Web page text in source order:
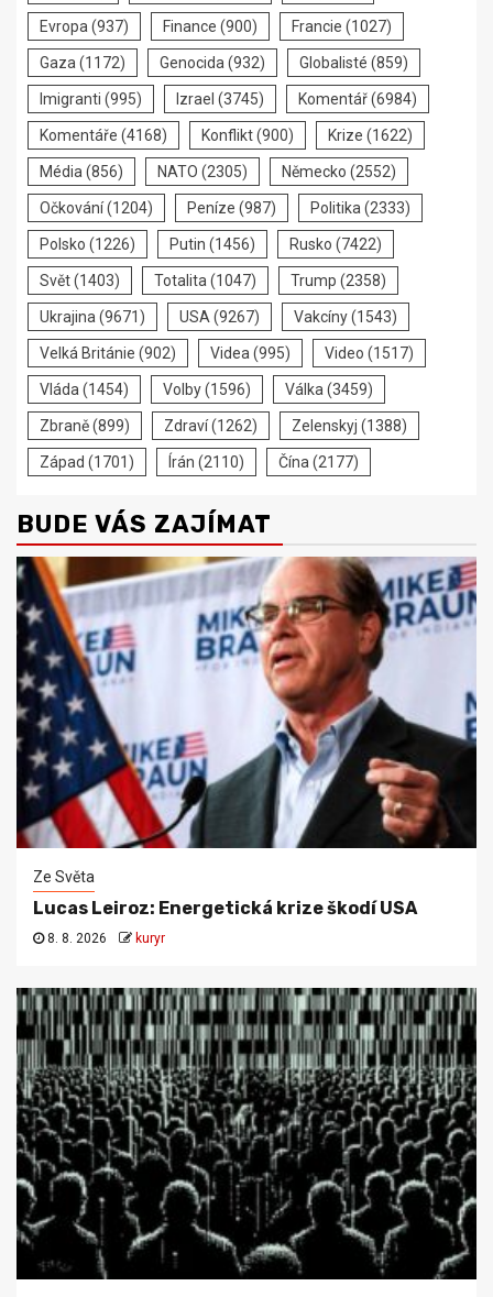
Evropa (937) Finance (900) Francie (1027)
Gaza (1172) Genocida (932) Globalisté (859)
Imigranti (995) Izrael (3745) Komentář(6984)
Komentáře (4168) Konflikt(900) Krize (1622)
Média (856) NATO (2305) Německo (2552)
Očkování(1204) Peníze (987) Politika (2333)
Polsko (1226) Putin (1456) Rusko (7422)
Svět(1403) Totalita (1047) Trump (2358)
Ukrajina (9671) USA (9267) Vakcíny(1543)
Velká Británie (902) Videa (995) Video (1517)
Vláda (1454) Volby(1596) Válka (3459)
Zbraně(899) Zdraví(1262) Zelenskyj (1388)
Západ (1701) Írán (2110) Čína (2177)
BUDE VÁS ZAJÍMAT
Ze Světa
Lucas Leiroz: Energetická krize škodí USA
8. 8. 2026 kuryr